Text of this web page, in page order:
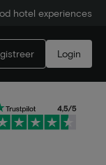
hotel experiences
Login